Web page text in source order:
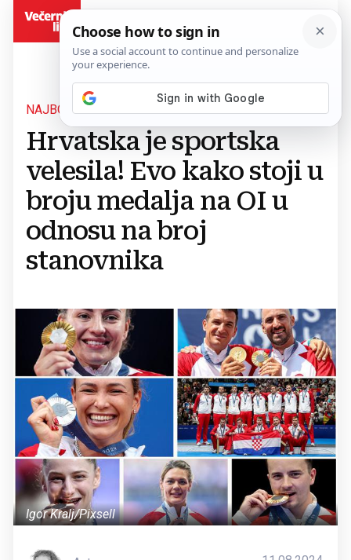
NAJBOLJI U REGIJI
Hrvatska je sportska
velesila! Evo kako stoji u
broju medalja na OI u
odnosu na broj
stanovnika
Igor Kralj/Pixsell